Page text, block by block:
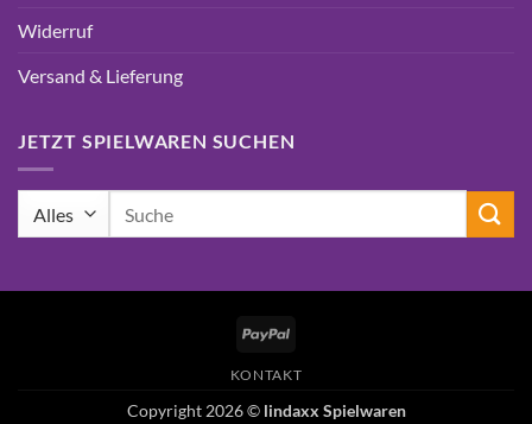
Widerruf
Versand & Lieferung
JETZT SPIELWAREN SUCHEN
PayPal
KONTAKT
Copyright 2026 © lindaxx Spielwaren